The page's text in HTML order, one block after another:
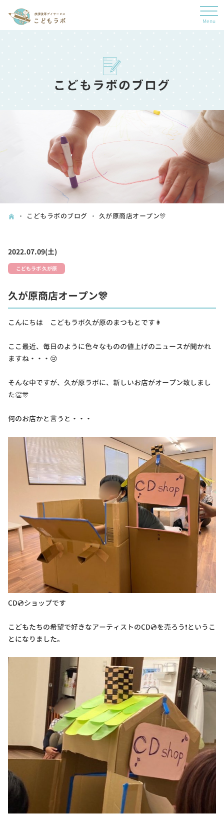
こどもラボのブログ
こどもラボのブログ 久が原商店オープン🎊
2022.07.09(土)
こどもラボ 久が原
久が原商店オープン🎊
こんにちは こどもラボ久が原のまつもとです👩
ここ最近、毎日のように色々なものの値上げのニュースが聞かれ
ますね・・・😢
そんな中ですが、久が原ラボに、新しいお店がオープン致しまし
た👏🎊
何のお店かと言うと・・・
CD💿ショップです
こどもたちの希望で好きなアーティストのCD💿を売ろう❗というこ
とになりました。